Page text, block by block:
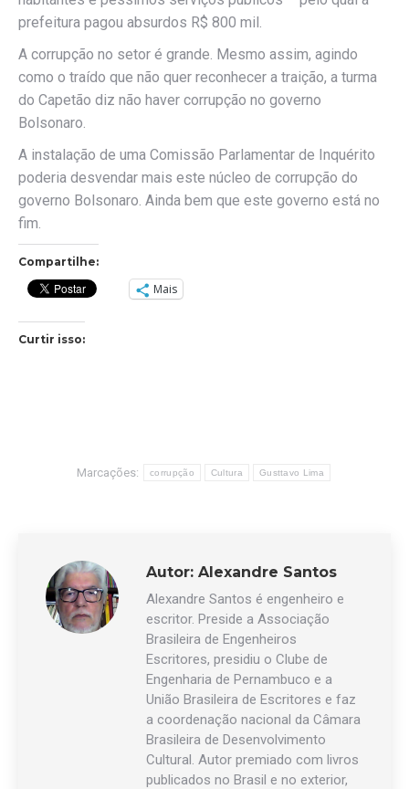
prefeitura pagou absurdos R$ 800 mil.
A corrupção no setor é grande. Mesmo assim, agindo
como o traído que não quer reconhecer a traição, a turma
do Capetão diz não haver corrupção no governo
Bolsonaro.
A instalação de uma Comissão Parlamentar de Inquérito
poderia desvendar mais este núcleo de corrupção do
governo Bolsonaro. Ainda bem que este governo está no
fim.
Compartilhe:
Mais
Curtir isso:
Marcações: corrupção Cultura Gusttavo Lima
Autor: Alexandre Santos
Alexandre Santos é engenheiro e
escritor. Preside a Associação
Brasileira de Engenheiros
Escritores, presidiu o Clube de
Engenharia de Pernambuco e a
União Brasileira de Escritores e faz
a coordenação nacional da Câmara
Brasileira de Desenvolvimento
Cultural. Autor premiado com livros
publicados no Brasil e no exterior,